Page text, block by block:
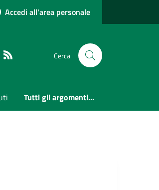
Accedi all'area personale
Cerca
Tutti gli argomenti...